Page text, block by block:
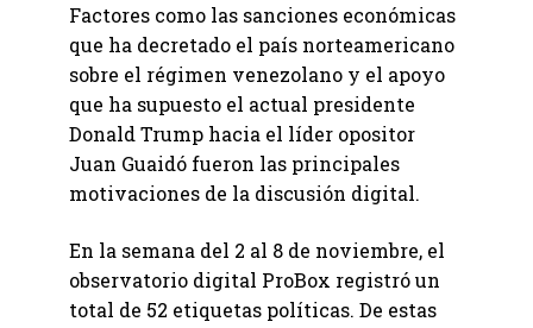
Factores como las sanciones económicas
que ha decretado el país norteamericano
sobre el régimen venezolano y el apoyo
que ha supuesto el actual presidente
Donald Trump hacia el líder opositor
Juan Guaidó fueron las principales
motivaciones de la discusión digital.
En la semana del 2 al 8 de noviembre, el
observatorio digital ProBox registró un
total de 52 etiquetas políticas. De estas